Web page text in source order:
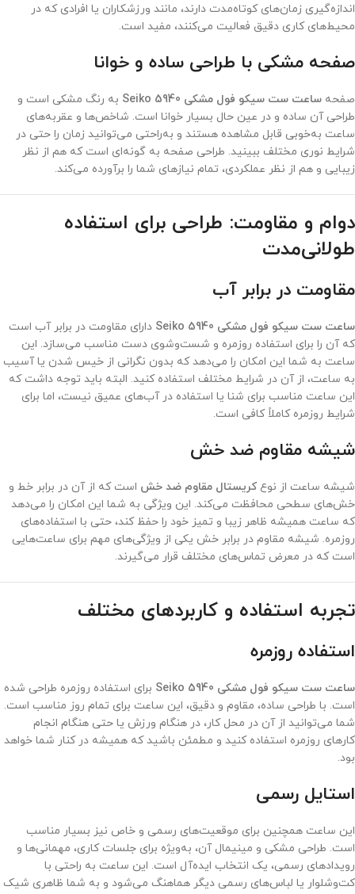
اندازه‌گیری زمان‌های کوتاه‌مدت دارند، مانند ورزشکاران یا افرادی که در
محیط‌های کاری دقیق فعالیت می‌کنند، مفید است.
صفحه مشکی با طراحی ساده و خوانا
صفحه ساعت ست سیکو فول مشکی Seiko 5940
به رنگ مشکی است و
طراحی آن ساده و در عین حال بسیار خوانا است. شاخص‌ها و عقربه‌های
ساعت به‌خوبی قابل مشاهده هستند و به‌راحتی می‌توانید زمان را حتی در
شرایط نوری مختلف ببینید. طراحی صفحه به گونه‌ای است که هم از نظر
زیبایی و هم از نظر عملکردی، تمام نیازهای شما را برآورده می‌کند.
دوام و مقاومت: طراحی برای استفاده
طولانی‌مدت
مقاومت در برابر آب
ساعت ست سیکو فول مشکی Seiko 5940
دارای مقاومت در برابر آب است
که آن را برای استفاده روزمره و شست‌وشوی دست مناسب می‌سازد. این
ساعت به شما این امکان را می‌دهد که بدون نگرانی از خیس شدن یا آسیب
به ساعت، از آن در شرایط مختلف استفاده کنید. البته باید توجه داشت که
این ساعت مناسب برای شنا یا استفاده در آب‌های عمیق نیست، اما برای
شرایط روزمره کاملاً کافی است.
شیشه مقاوم ضد خش
شیشه ساعت از نوعکریستال مقاوم ضد خش است که از آن در برابر خط و
خش‌های سطحی محافظت می‌کند. این ویژگی به شما این امکان را می‌دهد
که ساعت همیشه ظاهر زیبا و تمیز خود را حفظ کند، حتی با استفاده‌های
روزمره. شیشه مقاوم در برابر خش یکی از ویژگی‌های مهم برای ساعت‌هایی
است که در معرض تماس‌های مختلف قرار می‌گیرند.
تجربه استفاده و کاربردهای مختلف
استفاده روزمره
ساعت ست سیکو فول مشکی Seiko 5940
برای استفاده روزمره طراحی شده
است. با طراحی ساده، مقاوم و دقیق، این ساعت برای تمام روز مناسب است.
شما می‌توانید از آن در محل کار، در هنگام ورزش یا حتی هنگام انجام
کارهای روزمره استفاده کنید و مطمئن باشید که همیشه در کنار شما خواهد
بود.
استایل رسمی
این ساعت همچنین برای موقعیت‌های رسمی و خاص نیز بسیار مناسب
است. طراحی مشکی و مینیمال آن، به‌ویژه برای جلسات کاری، مهمانی‌ها و
رویدادهای رسمی، یک انتخاب ایده‌آل است. این ساعت به راحتی با
کت‌وشلوار یا لباس‌های رسمی دیگر هماهنگ می‌شود و به شما ظاهری شیک